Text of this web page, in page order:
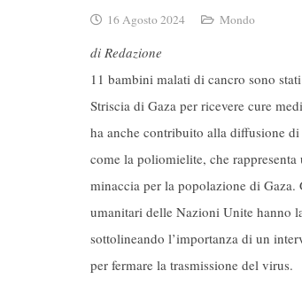
16 Agosto 2024 Mondo
di Redazione
11 bambini malati di cancro sono
Striscia di Gaza per ricevere cure
ha anche contribuito alla diffusione
come la poliomielite, che rappresenta
minaccia per la popolazione di Gaza.
umanitari delle Nazioni Unite hanno
sottolineando l’importanza di un
per fermare la trasmissione del virus.